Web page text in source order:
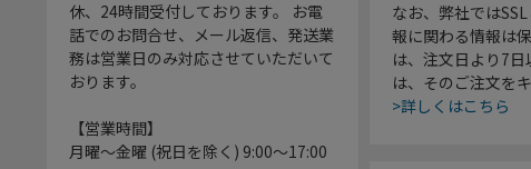
休、24時間受付しております。 お電
話でのお問合せ、メール返信、発送業
務は営業日のみ対応させていただいて
おります。
【営業時間】
月曜～金曜 (祝日を除く) 9:00～17:00
なお、弊社では
報に関わる情報は
は、注文日より7
は、そのご注文を
>詳しくはこちら